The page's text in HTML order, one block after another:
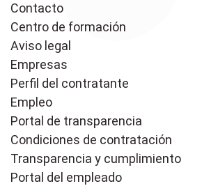
Contacto
Centro de formación
Aviso legal
Empresas
Perfil del contratante
Empleo
Portal de transparencia
Condiciones de contratación
Transparencia y cumplimiento
Portal del empleado